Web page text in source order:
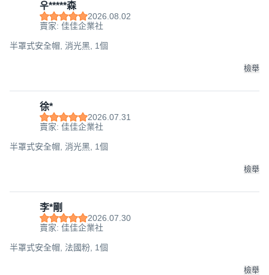
우*****森
2026.08.02
賣家: 佳佳企業社
半罩式安全帽, 消光黑, 1個
檢舉
徐*
2026.07.31
賣家: 佳佳企業社
半罩式安全帽, 消光黑, 1個
檢舉
李*剛
2026.07.30
賣家: 佳佳企業社
半罩式安全帽, 法國粉, 1個
檢舉